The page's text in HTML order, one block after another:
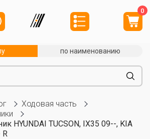
0
по наименованию
Ходовая часть
HYUNDAI TUCSON, IX35 09--, KIA
R